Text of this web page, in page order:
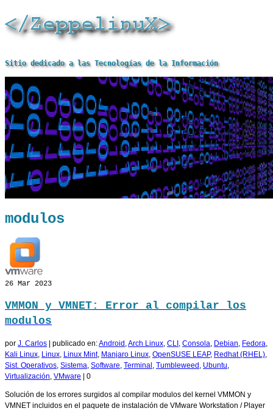
Sitio dedicado a las Tecnologías de la Información
modulos
26 Mar 2023
VMMON y VMNET: Error al compilar los
modulos
por J. Carlos publicado en:Android ,Arch Linux, CLI , Consola, Debian, Fedora,
Kali Linux, Linux, Linux Mint, Manjaro Linux, OpenSUSE LEAP, Redhat (RHEL),
Sist. Operativos, Sistema, Software, Terminal , Tumbleweed , Ubuntu,
Virtualización, VMware 0
Solución de los errores surgidos al compilar modulos del kernel VMMON y
VMNET incluidos en el paquete de instalación de VMware Workstation / Player